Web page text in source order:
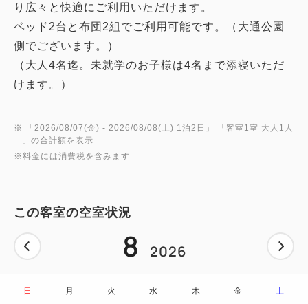
り広々と快適にご利用いただけます。
ベッド2台と布団2組でご利用可能です。（大通公園
側でございます。）
（大人4名迄。未就学のお子様は4名まで添寝いただ
けます。）
※ 「 2026/08/07(金) - 2026/08/08(土) 1泊2日 」 「客室1室 大人1人
」の合計額を表示
※料金には消費税を含みます
この客室の空室状況
8 2026
日 月 火 水 木 金 土